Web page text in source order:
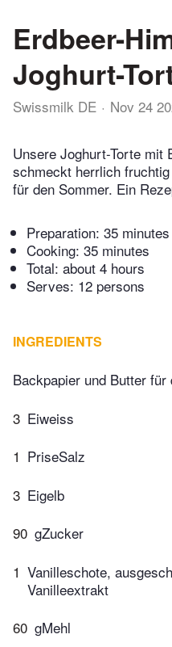
Erdbeer-
Joghurt-
Swissmilk DE Nov 24
Unsere Joghurt-Torte mit
schmeckt herrlich
für den Sommer. Ein
Preparation: 35 minutes
Cooking: 35 minutes
Total: about 4 hours
Serves: 12 persons
INGREDIENTS
Backpapier und Butter für
3 Eiweiss
1 PriseSalz
3 Eigelb
90 gZucker
1 Vanilleschote,
Vanilleextrakt
60 gMehl